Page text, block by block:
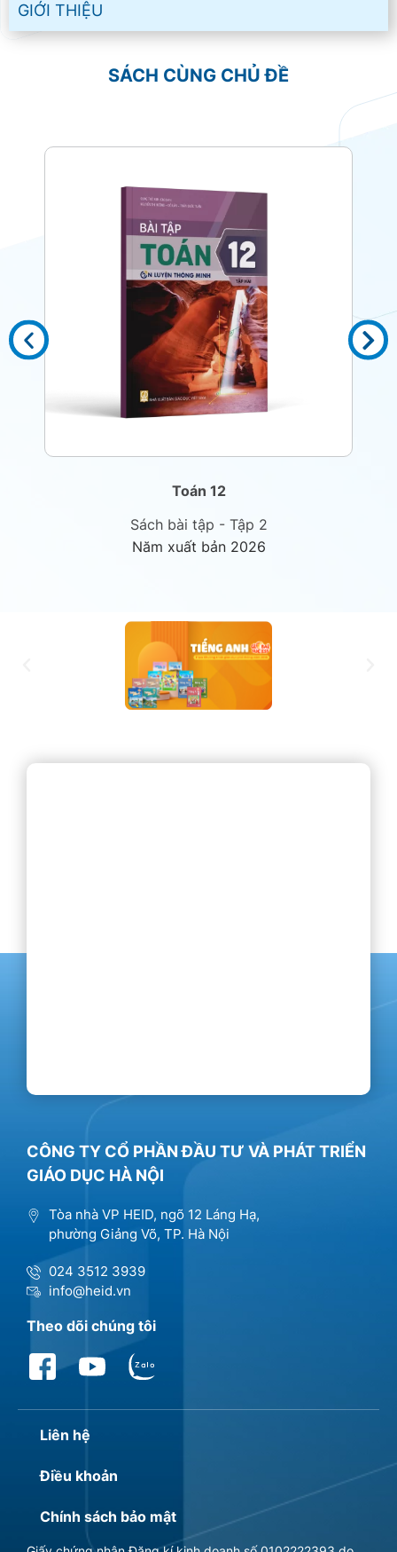
GIỚI THIỆU
SÁCH CÙNG CHỦ ĐỀ
Toán 12
Sách bài tập - Tập 2
Năm xuất bản 2026
CÔNG TY CỔ PHẦN ĐẦU TƯ VÀ PHÁT TRIỂN
GIÁO DỤC HÀ NỘI
Tòa nhà VP HEID, ngõ 12 Láng Hạ,
phường Giảng Võ, TP. Hà Nội
024 3512 3939
info@heid.vn
Theo dõi chúng tôi
Liên hệ
Điều khoản
Chính sách bảo mật